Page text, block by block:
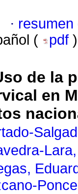
· resumen
(
pdf )
de la
en